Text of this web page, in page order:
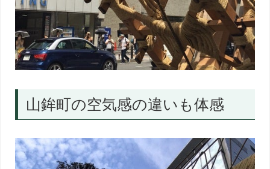
山鉾町の空気感の違いも体感